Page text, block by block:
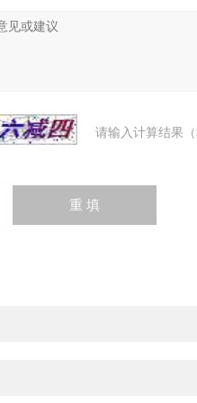
请输入计算结果